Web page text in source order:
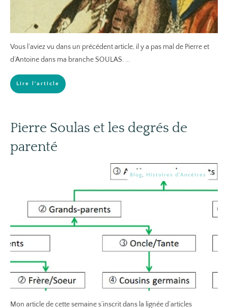
Vous l’aviez vu dans un précédent article, il y a pas mal de Pierre et
d’Antoine dans ma branche SOULAS. ...
Lire l'article
Pierre Soulas et les degrés de
parenté
Blog, Histoires d'Ancêtres
Mon article de cette semaine s’inscrit dans la lignée d’articles